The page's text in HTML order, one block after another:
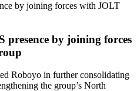
by joining forces with JOLT
presence by joining forces
Roboyo in further consolidating
the group’s North